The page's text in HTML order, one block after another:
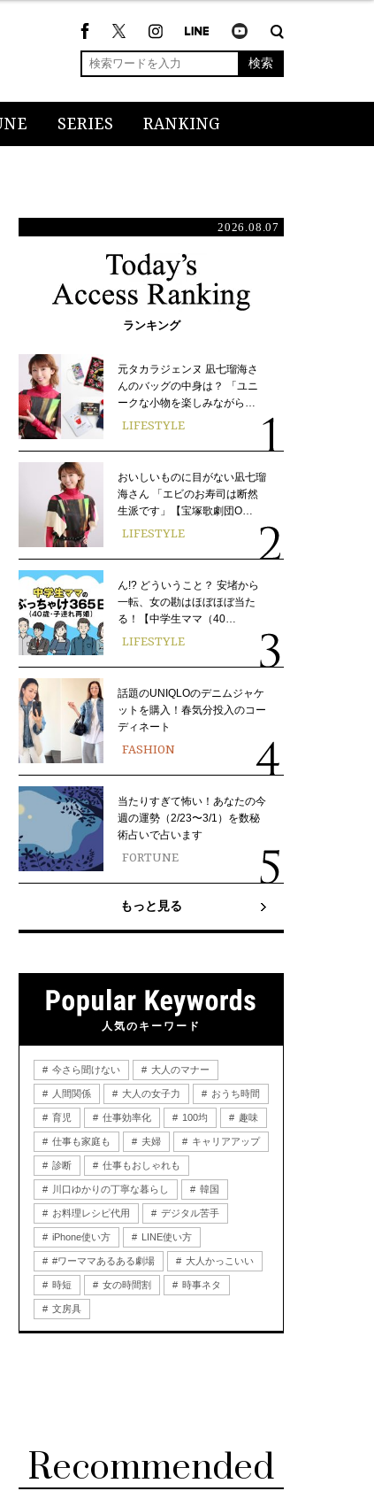
検索
SERIES RANKING
2026.08.07
ランキング
元タカラジェンヌ 凪七瑠海さ
んのバッグの中身は？ 「ユニ
ークな小物を楽しみながら…
LIFESTYLE
おいしいものに目がない凪七瑠
海さん 「エビのお寿司は断然
生派です」【宝塚歌劇団O…
LIFESTYLE
ん!? どういうこと？ 安堵から
一転、女の勘はほぼほぼ当た
る！【中学生ママ（40…
LIFESTYLE
話題のUNIQLOのデニムジャケ
ットを購入！春気分投入のコー
ディネート
FASHION
当たりすぎて怖い！あなたの今
週の運勢（2/23〜3/1）を数秘
術占いで占います
FORTUNE
もっと見る
人気のキーワード
今さら聞けない 大人のマナー
人間関係 大人の女子力 おうち時間
育児 仕事効率化 100均 趣味
仕事も家庭も 夫婦 キャリアアップ
診断 仕事もおしゃれも
川口ゆかりの丁寧な暮らし 韓国
お料理レシピ代用 デジタル苦手
iPhone使い方 LINE使い方
#ワーママあるある劇場 大人かっこいい
時短 女の時間割 時事ネタ
文房具
Recommended